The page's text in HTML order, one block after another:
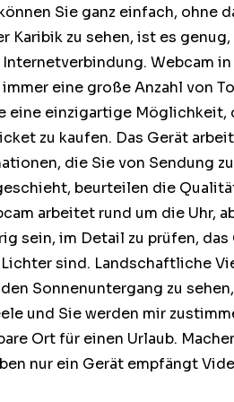
Sie ganz einfach, ohne
Karibik zu sehen, ist es
Webcam in
eine große Anzahl von
eine einzigartige Möglichkeit,
zu kaufen. Das Gerät
die Sie von Sendung
beurteilen die
arbeitet rund um die Uhr,
sein, im Detail zu prüfen, das
sind. Landschaftliche
Sonnenuntergang zu
und Sie werden mir
Ort für einen Urlaub.
nur ein Gerät empfängt